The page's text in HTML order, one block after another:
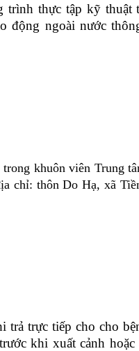
trình thực tập kỹ thuật
động ngoài nước
khuôn viên Trung
chỉ: thôn Do Hạ, xã
trả trực tiếp cho cho
khi xuất cảnh hoặc